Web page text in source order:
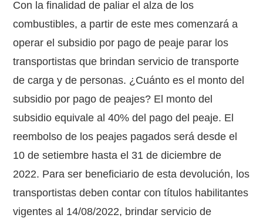
Con la finalidad de paliar el alza de los
combustibles, a partir de este mes comenzará a
operar el subsidio por pago de peaje parar los
transportistas que brindan servicio de transporte
de carga y de personas. ¿Cuánto es el monto del
subsidio por pago de peajes? El monto del
subsidio equivale al 40% del pago del peaje. El
reembolso de los peajes pagados será desde el
10 de setiembre hasta el 31 de diciembre de
2022. Para ser beneficiario de esta devolución, los
transportistas deben contar con títulos habilitantes
vigentes al 14/08/2022, brindar servicio de